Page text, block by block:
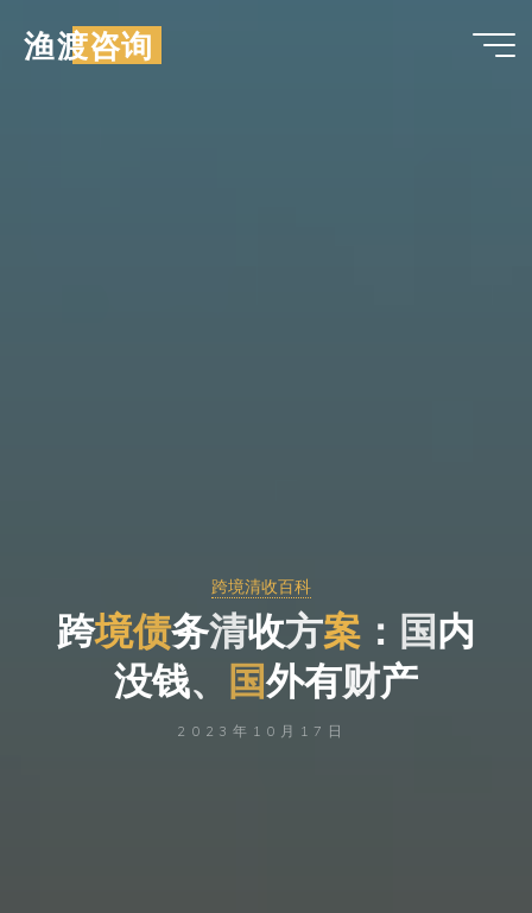
渔渡咨询
跨境清收百科
跨境债务
务 清收方案 ： 国内
没钱、 国外有财产
2023年10月17日